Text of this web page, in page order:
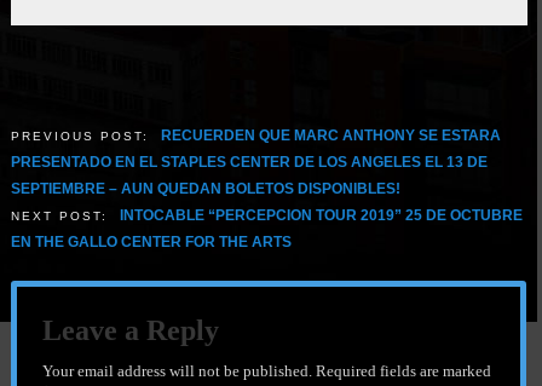
PREVIOUS POST:
RECUERDEN QUE MARC ANTHONY SE ESTARA
PRESENTADO EN EL STAPLES CENTER DE LOS ANGELES EL 13 DE
SEPTIEMBRE – AUN QUEDAN BOLETOS DISPONIBLES!
NEXT POST:
INTOCABLE “PERCEPCION TOUR 2019” 25 DE OCTUBRE
EN THE GALLO CENTER FOR THE ARTS
Leave a Reply
Your email address will not be published. Required fields are marked